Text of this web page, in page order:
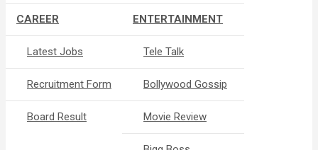
CAREER
Latest Jobs
Recruitment Form
Board Result
ENTERTAINMENT
Tele Talk
Bollywood Gossip
Movie Review